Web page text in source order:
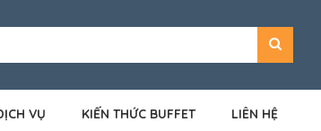
VỤ KIẾN THỨC BUFFET LIÊN HỆ